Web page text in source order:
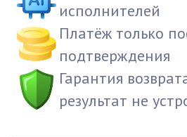
исполнителей
Платёж только
подтверждения
Гарантия
результат не